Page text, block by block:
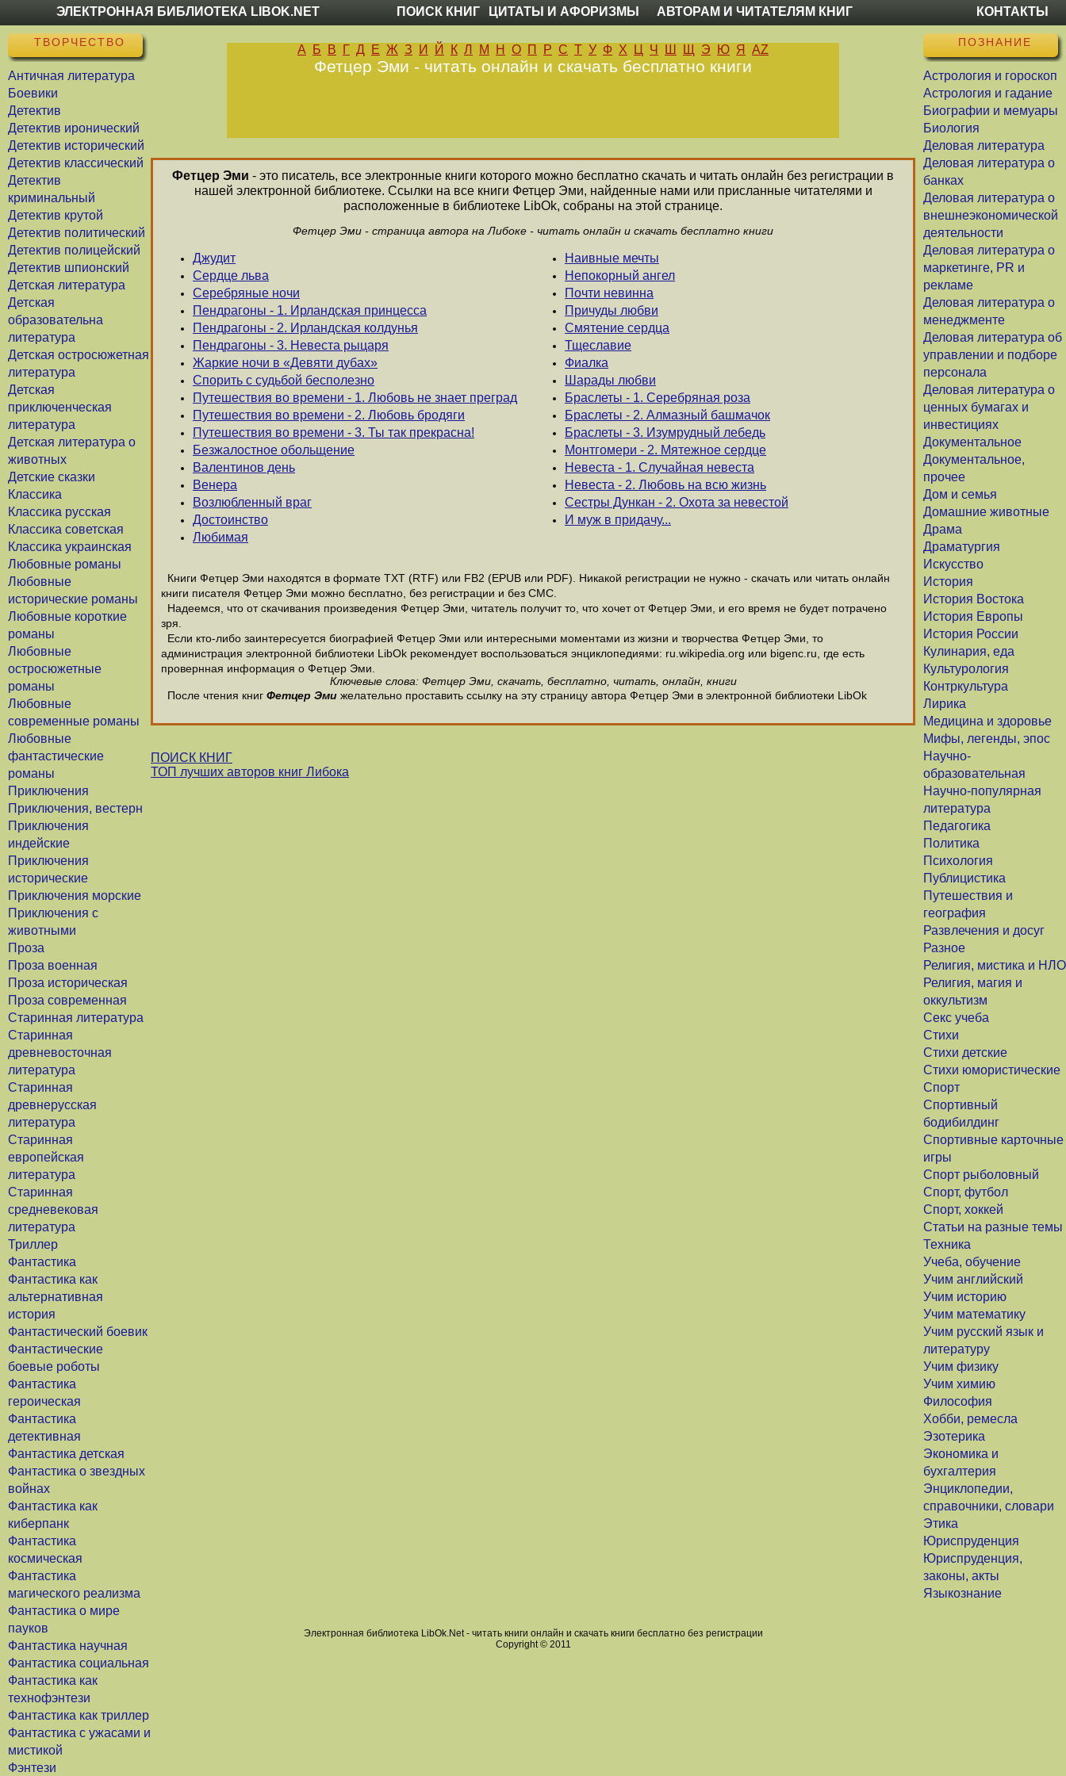
ЭЛЕКТРОННАЯ БИБЛИОТЕКА LIBOK.NET ПОИСК КНИГ ЦИТАТЫ И АФОРИЗМЫ АВТОРАМ И ЧИТАТЕЛЯМ КНИГ КОНТАКТЫ
ТВОРЧЕСТВО
Античная литература
Боевики
Детектив
Детектив иронический
Детектив исторический
Детектив классический
Детектив
криминальный
Детектив крутой
Детектив политический
Детектив полицейский
Детектив шпионский
Детская литература
Детская
образовательна
литература
Детская остросюжетная
литература
Детская
приключенческая
литература
Детская литература о
животных
Детские сказки
Классика
Классика русская
Классика советская
Классика украинская
Любовные романы
Любовные
исторические романы
Любовные короткие
романы
Любовные
остросюжетные
романы
Любовные
современные романы
Любовные
фантастические
романы
Приключения
Приключения, вестерн
Приключения
индейские
Приключения
исторические
Приключения морские
Приключения с
животными
Проза
Проза военная
Проза историческая
Проза современная
Старинная литература
Старинная
древневосточная
литература
Старинная
древнерусская
литература
Старинная
европейская
литература
Старинная
средневековая
литература
Триллер
Фантастика
Фантастика как
альтернативная
история
Фантастический боевик
Фантастические
боевые роботы
Фантастика
героическая
Фантастика
детективная
Фантастика детская
Фантастика о звездных
войнах
Фантастика как
киберпанк
Фантастика
космическая
Фантастика
магического реализма
Фантастика о мире
пауков
Фантастика научная
Фантастика социальная
Фантастика как
технофэнтези
Фантастика как триллер
Фантастика с ужасами и
мистикой
Фэнтези
ПОЗНАНИЕ
Астрология и гороскоп
Астрология и гадание
Биографии и мемуары
Биология
Деловая литература
Деловая литература о
банках
Деловая литература о
внешнеэкономической
деятельности
Деловая литература о
маркетинге, PR и
рекламе
Деловая литература о
менеджменте
Деловая литература об
управлении и подборе
персонала
Деловая литература о
ценных бумагах и
инвестициях
Документальное
Документальное,
прочее
Дом и семья
Домашние животные
Драма
Драматургия
Искусство
История
История Востока
История Европы
История России
Кулинария, еда
Культурология
Контркультура
Лирика
Медицина и здоровье
Мифы, легенды, эпос
Научно-
образовательная
Научно-популярная
литература
Педагогика
Политика
Психология
Публицистика
Путешествия и
география
Развлечения и досуг
Разное
Религия, мистика и НЛО
Религия, магия и
оккультизм
Секс учеба
Стихи
Стихи детские
Стихи юмористические
Спорт
Спортивный
бодибилдинг
Спортивные карточные
игры
Спорт рыболовный
Спорт, футбол
Спорт, хоккей
Статьи на разные темы
Техника
Учеба, обучение
Учим английский
Учим историю
Учим математику
Учим русский язык и
литературу
Учим физику
Учим химию
Философия
Хобби, ремесла
Эзотерика
Экономика и
бухгалтерия
Энциклопедии,
справочники, словари
Этика
Юриспруденция
Юриспруденция,
законы, акты
Языкознание
А Б В Г Д Е Ж З И Й К Л М Н О П Р С Т У Ф Х Ц Ч Ш Щ Э Ю Я AZ
Фетцер Эми - читать онлайн и скачать бесплатно книги
Фетцер Эми - это писатель, все электронные книги которого можно бесплатно скачать и читать онлайн без регистрации в
нашей электронной библиотеке. Ссылки на все книги Фетцер Эми, найденные нами или присланные читателями и
расположенные в библиотеке LibOk, собраны на этой странице.
Фетцер Эми - страница автора на Либоке - читать онлайн и скачать бесплатно книги
Джудит
Сердце льва
Серебряные ночи
Пендрагоны - 1. Ирландская принцесса
Пендрагоны - 2. Ирландская колдунья
Пендрагоны - 3. Невеста рыцаря
Жаркие ночи в «Девяти дубах»
Спорить с судьбой бесполезно
Путешествия во времени - 1. Любовь не знает преград
Путешествия во времени - 2. Любовь бродяги
Путешествия во времени - 3. Ты так прекрасна!
Безжалостное обольщение
Валентинов день
Венера
Возлюбленный враг
Достоинство
Любимая
Наивные мечты
Непокорный ангел
Почти невинна
Причуды любви
Смятение сердца
Тщеславие
Фиалка
Шарады любви
Браслеты - 1. Серебряная роза
Браслеты - 2. Алмазный башмачок
Браслеты - 3. Изумрудный лебедь
Монтгомери - 2. Мятежное сердце
Невеста - 1. Случайная невеста
Невеста - 2. Любовь на всю жизнь
Сестры Дункан - 2. Охота за невестой
И муж в придачу...
Книги Фетцер Эми находятся в формате ТХТ (RTF) или FB2 (EPUB или PDF). Никакой регистрации не нужно - скачать или читать онлайн
книги писателя Фетцер Эми можно бесплатно, без регистрации и без СМС.
Надеемся, что от скачивания произведения Фетцер Эми, читатель получит то, что хочет от Фетцер Эми, и его время не будет потрачено
зря.
Если кто-либо заинтересуется биографией Фетцер Эми или интересными моментами из жизни и творчества Фетцер Эми, то
администрация электронной библиотеки LibOk рекомендует воспользоваться энциклопедиями: ru.wikipedia.org или bigenc.ru, где есть
провернная информация о Фетцер Эми.
Ключевые слова: Фетцер Эми, скачать, бесплатно, читать, онлайн, книги
После чтения книг Фетцер Эми желательно проставить ссылку на эту страницу автора Фетцер Эми в электронной библиотеки LibOk
ПОИСК КНИГ
ТОП лучших авторов книг Либока
Электронная библиотека LibOk.Net - читать книги онлайн и скачать книги бесплатно без регистрации
Copyright © 2011